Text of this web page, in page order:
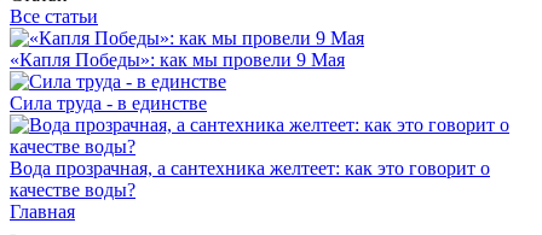
Все статьи
«Капля Победы»: как мы провели 9 Мая
Сила труда - в единстве
Вода прозрачная, а сантехника желтеет: как это говорит о
качестве воды?
Главная